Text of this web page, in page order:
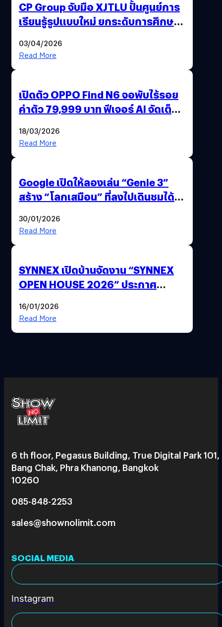
CP Group จับมือ XJTLU ปั้นศูนย์การ
เรียนรู้รูปแบบใหม่ ยกระดับการศึกษา
03/04/2026
Read More
เปิดตัว OPPO Find N6 จอพับไร้รอย
ค่าตัว 79,999 บาท ฟีเจอร์ AI จัดเต็ม
18/03/2026
Read More
Google เปิดให้ลองเล่น “Genie 3”
สร้าง “โลกเสมือน” ที่ลงไปเดินชมได้
30/01/2026
Read More
SYNNEX เปิดบ้านจัดงาน “SYNNEX
OPEN HOUSE 2026” ประกาศ
ได้ 53,000 ล้านบาท
16/01/2026
Read More
6 th floor, Pegasus Building, True Digital Park 101,
Bang Chak, Phra Khanong, Bangkok
10260
085-848-2253
sales@shownolimit.com
SOCIAL MEDIA
Instagram